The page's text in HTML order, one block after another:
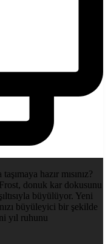
hazır mısınız?
donuk kar dokusunu
büyülüyor. Yeni
büyüleyici bir şekilde
yıl ruhunu